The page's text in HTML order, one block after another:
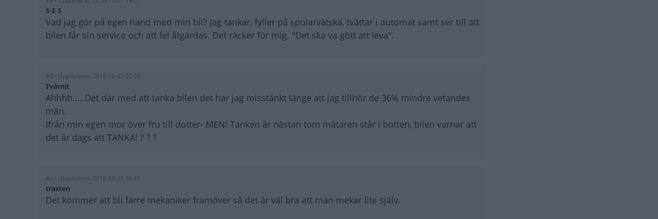
S-E S
Vad jag gör på egen hand med min bil? Jag tankar, fyller på spolarvätska, tvättar i automat samt ser till att
bilen får sin service och att fel åtgärdas. Det räcker för mig. "Det ska va gött att leva".
#9 • Uppdaterat: 2016-10-22 02:06
Tvärnit
Ahhhh.....Det där med att tanka bilen det har jag misstänkt länge att jag tillhör de 36% mindre vetandes
män.
Ifrån min egen mor över fru till dotter- MEN! Tanken är nästan tom mätaren står i botten, bilen varnar att
det är dags att TANKA! ? ? ?
#a • Uppdaterat: 2016-10-22 16:41
trasten
Det kommer att bli färre mekaniker framöver så det är väl bra att man mekar lite själv.